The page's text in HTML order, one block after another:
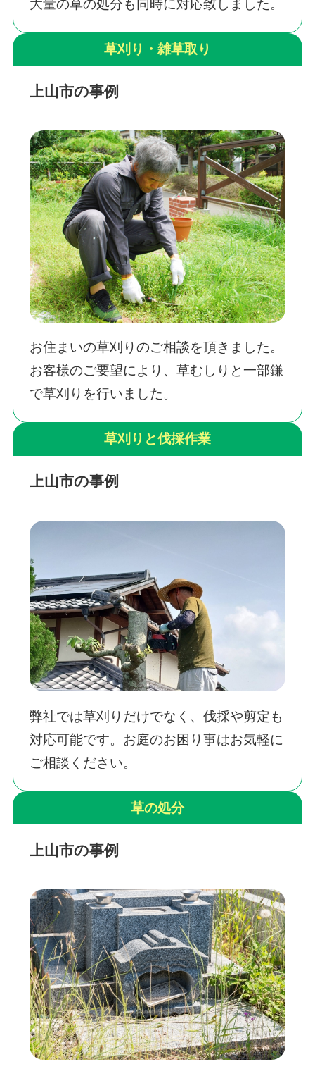
大量の草の処分も同時に対応致しました。
草刈り・雑草取り
上山市の事例
お住まいの草刈りのご相談を頂きました。
お客様のご要望により、草むしりと一部鎌
で草刈りを行いました。
草刈りと伐採作業
上山市の事例
弊社では草刈りだけでなく、伐採や剪定も
対応可能です。お庭のお困り事はお気軽に
ご相談ください。
草の処分
上山市の事例